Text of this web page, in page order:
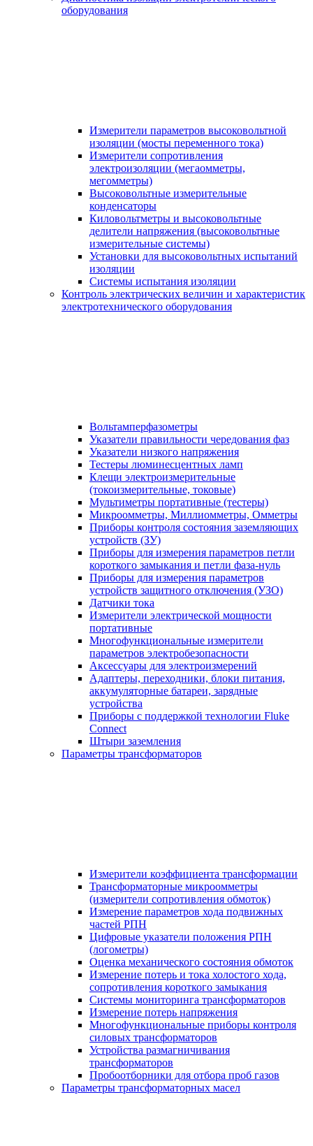
оборудования
Измерители параметров высоковольтной
изоляции (мосты переменного тока)
Измерители сопротивления
электроизоляции (мегаомметры,
мегомметры)
Высоковольтные измерительные
конденсаторы
Киловольтметры и высоковольтные
делители напряжения (высоковольтные
измерительные системы)
Установки для высоковольтных испытаний
изоляции
Системы испытания изоляции
Контроль электрических величин и характеристик
электротехнического оборудования
Вольтамперфазометры
Указатели правильности чередования фаз
Указатели низкого напряжения
Тестеры люминесцентных ламп
Клещи электроизмерительные
(токоизмерительные, токовые)
Мультиметры портативные (тестеры)
Микроомметры, Миллиомметры, Омметры
Приборы контроля состояния заземляющих
устройств (ЗУ)
Приборы для измерения параметров петли
короткого замыкания и петли фаза-нуль
Приборы для измерения параметров
устройств защитного отключения (УЗО)
Датчики тока
Измерители электрической мощности
портативные
Многофункциональные измерители
параметров электробезопасности
Аксессуары для электроизмерений
Адаптеры, переходники, блоки питания,
аккумуляторные батареи, зарядные
устройства
Приборы с поддержкой технологии Fluke
Connect
Штыри заземления
Параметры трансформаторов
Измерители коэффициента трансформации
Трансформаторные микроомметры
(измерители сопротивления обмоток)
Измерение параметров хода подвижных
частей РПН
Цифровые указатели положения РПН
(логометры)
Оценка механического состояния обмоток
Измерение потерь и тока холостого хода,
сопротивления короткого замыкания
Системы мониторинга трансформаторов
Измерение потерь напряжения
Многофункциональные приборы контроля
силовых трансформаторов
Устройства размагничивания
трансформаторов
Пробоотборники для отбора проб газов
Параметры трансформаторных масел